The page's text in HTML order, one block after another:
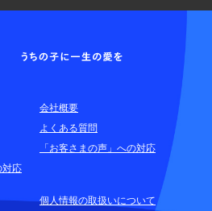
さまのお問合せ窓口
客さま
請求)
会社概要
よくある質問
「お客さまの声」への対応
対応
個人情報の取扱いについて